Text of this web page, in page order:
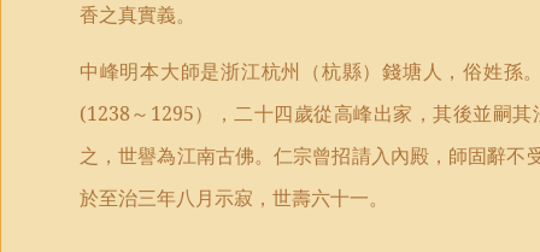
香之真實義。
中峰明本大師是浙江杭州（杭縣）錢塘人，俗姓孫
(1238～ 1295），二十四歲從高峰出家，其後並嗣
之，世譽為江南古佛。仁宗曾招請入內殿，師固辭
於至治三年八月示寂，世壽六十一。